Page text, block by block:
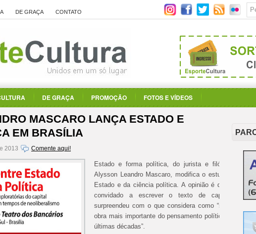
DE GRAÇA CONTATO
DE GRAÇA PROMOÇÃO FOTOS E VÍDEOS
MASCARO LANÇA ESTADO E
EM BRASÍLIA
2013 Comente aqui!
Estado e forma política, do jurista e filósofo do
Alysson Leandro Mascaro, modifica o estudo da teoria
Estado e da ciência política. A opinião é de Slavoj
convidado a escrever o texto de capa, e que
surpreendeu com o que considera como
obra mais importante do pensamento político marxista
últimas décadas”.